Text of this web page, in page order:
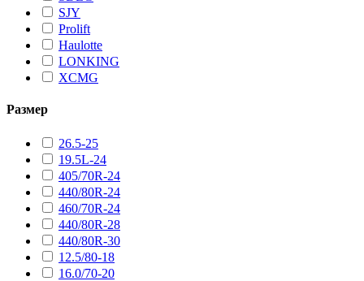
SJY
Prolift
Haulotte
LONKING
XCMG
Размер
26.5-25
19.5L-24
405/70R-24
440/80R-24
460/70R-24
440/80R-28
440/80R-30
12.5/80-18
16.0/70-20